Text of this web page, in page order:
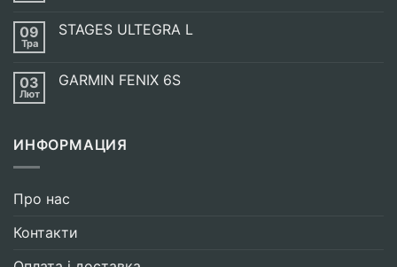
ENERGY
BAKE
EUROSPORT
UCI
09
Тра
STAGES ULTEGRA L
STAGES
03
Лют
GARMIN FENIX 6S
FENIX
ИНФОРМАЦИЯ
Про нас
Контакти